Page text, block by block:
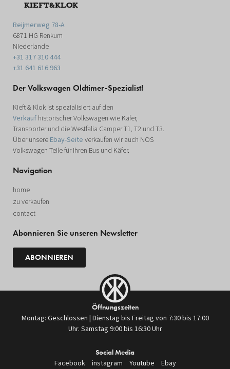
KIEFT&KLOK
Reijmerweg 78-A
6871 HG Renkum
Niederlande
+31 317 310 444
+31 641 616 963
Der Volkswagen Oldtimer-Spezialist!
Kieft & Klok ist spezialisiert auf den
Verkauf historischer Volkswagen wie Käfer,
Transporter und die Westfalia Camper T1, T2 und T3.
Über unsere Ebay-Seite verkaufen wir auch NOS
Volkswagen Teile für Ihren Bus und Käfer.
Navigation
home
zu verkaufen
contact
Abonnieren Sie unseren Newsletter
ABONNIEREN
Öffnungszeiten
Montag: Geschlossen | Dienstag bis Freitag von 7:30 bis 17:00
Uhr. Samstag 9:00 bis 16:30 Uhr
Social Media
Facebook instagram Youtube Ebay